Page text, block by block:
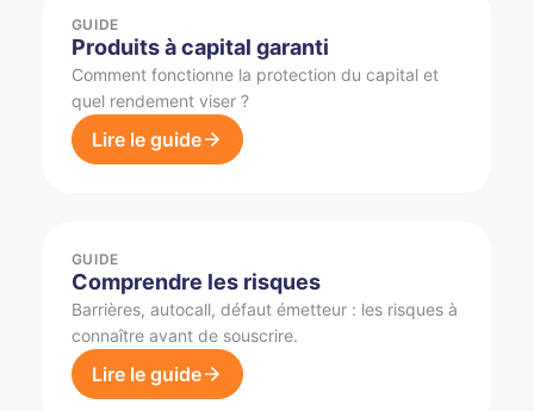
GUIDE
Produits à capital garanti
Comment fonctionne la protection du capital et
quel rendement viser ?
Lire le guide
GUIDE
Comprendre les risques
Barrières, autocall, défaut émetteur : les risques à
connaître avant de souscrire.
Lire le guide